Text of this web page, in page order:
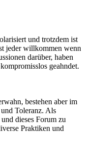
und trotzdem ist
jeder willkommen wenn
darüber, haben
geahndet.
bestehen aber im
Toleranz. Als
dieses Forum zu
Praktiken und